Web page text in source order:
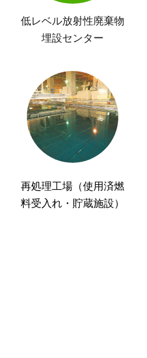
低レベル放射性廃棄物
埋設センター
再処理工場（使用済燃
料受入れ・貯蔵施設）